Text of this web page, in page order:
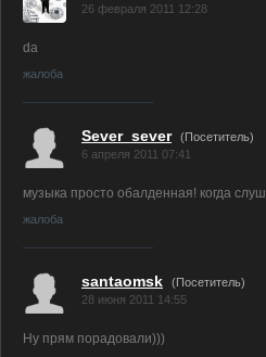
26 февраля 2011 12:28
da
жалоба
Sever_sever
(Посетитель)
6 апреля 2011 07:41
музыка просто обалденная! когда
жалоба
santaomsk
(Посетитель)
28 июня 2011 14:55
Ну прям порадовали)))